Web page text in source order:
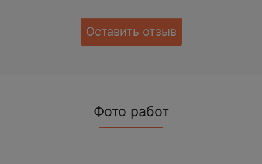
Оставить отзыв
Фото работ